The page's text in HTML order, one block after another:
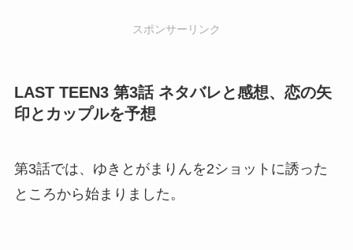
スポンサーリンク
LAST TEEN3 第3話 ネタバレと感想、恋の矢
印とカップルを予想
第3話では、ゆきとがまりんを2ショットに誘った
ところから始まりました。